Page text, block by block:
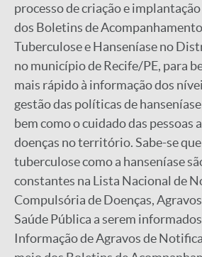
processo de criação e
dos Boletins de
Tuberculose e Hanseníase no
no município de Recife/PE, para
mais rápido à informação dos
gestão das políticas de
bem como o cuidado das pessoas
doenças no território. Sabe-se
tuberculose como a hanseníase
constantes na Lista Nacional de
Compulsória de Doenças,
Saúde Pública a serem
Informação de Agravos de